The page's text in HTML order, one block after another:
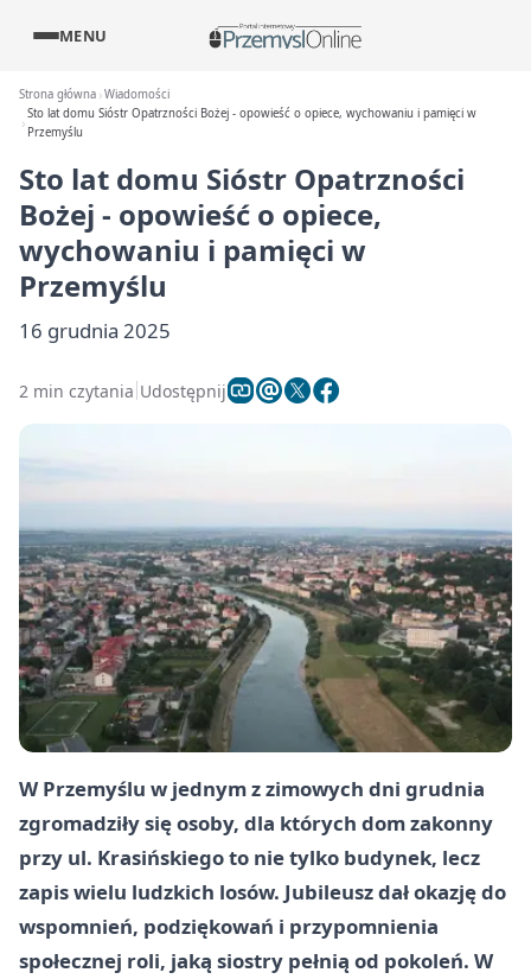
MENU
Strona główna Wiadomości
Sto lat domu Sióstr Opatrzności Bożej - opowieść o opiece, wychowaniu i pamięci w
Przemyślu
Sto lat domu Sióstr Opatrzności
Bożej - opowieść o opiece,
wychowaniu i pamięci w
Przemyślu
16 grudnia 2025
2 min czytania Udostępnij
W Przemyślu w jednym z zimowych dni grudnia
zgromadziły się osoby, dla których dom zakonny
przy ul. Krasińskiego to nie tylko budynek, lecz
zapis wielu ludzkich losów. Jubileusz dał okazję do
wspomnień, podziękowań i przypomnienia
społecznej roli, jaką siostry pełnią od pokoleń. W